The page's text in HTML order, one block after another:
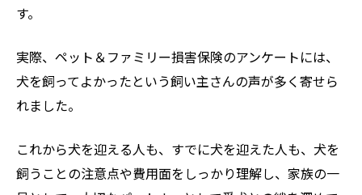
す。
実際、ペット＆ファミリー損害保険のアンケートには、
犬を飼ってよかったという飼い主さんの声が多く寄せら
れました。
これから犬を迎える人も、すでに犬を迎えた人も、犬を
飼うことの注意点や費用面をしっかり理解し、家族の一